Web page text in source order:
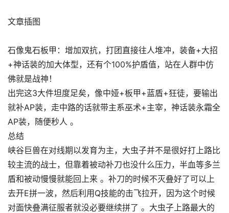
文章插图
石像鬼石板甲：增加双抗，打团直接往人堆冲，装备+大招
+神话装的加大体型，还有个100%护盾值，站在人群中仿
佛就是战神！
出完这3大件坦度足矣，像中娅+板甲+蓝盾+狂徒，要输出
就补AP装，走中路的话就带主系巫术+主宰，神话装永霜全
AP装，随便秒人 。
总结
峡谷巨兽在对线期以发育为主，大虫子并不是很好打上路比
较主流的战士，但靠着被动补刀也没什么压力，半血等多兰
盾和被动慢慢就能回上来 。补刀的时候不灭叠好了可以上
去开E拼一波，然后利用Q技能的击飞拉开，因为这个时候
对面快叠满征服者就没必要继续拼了 。大虫子上路最大的